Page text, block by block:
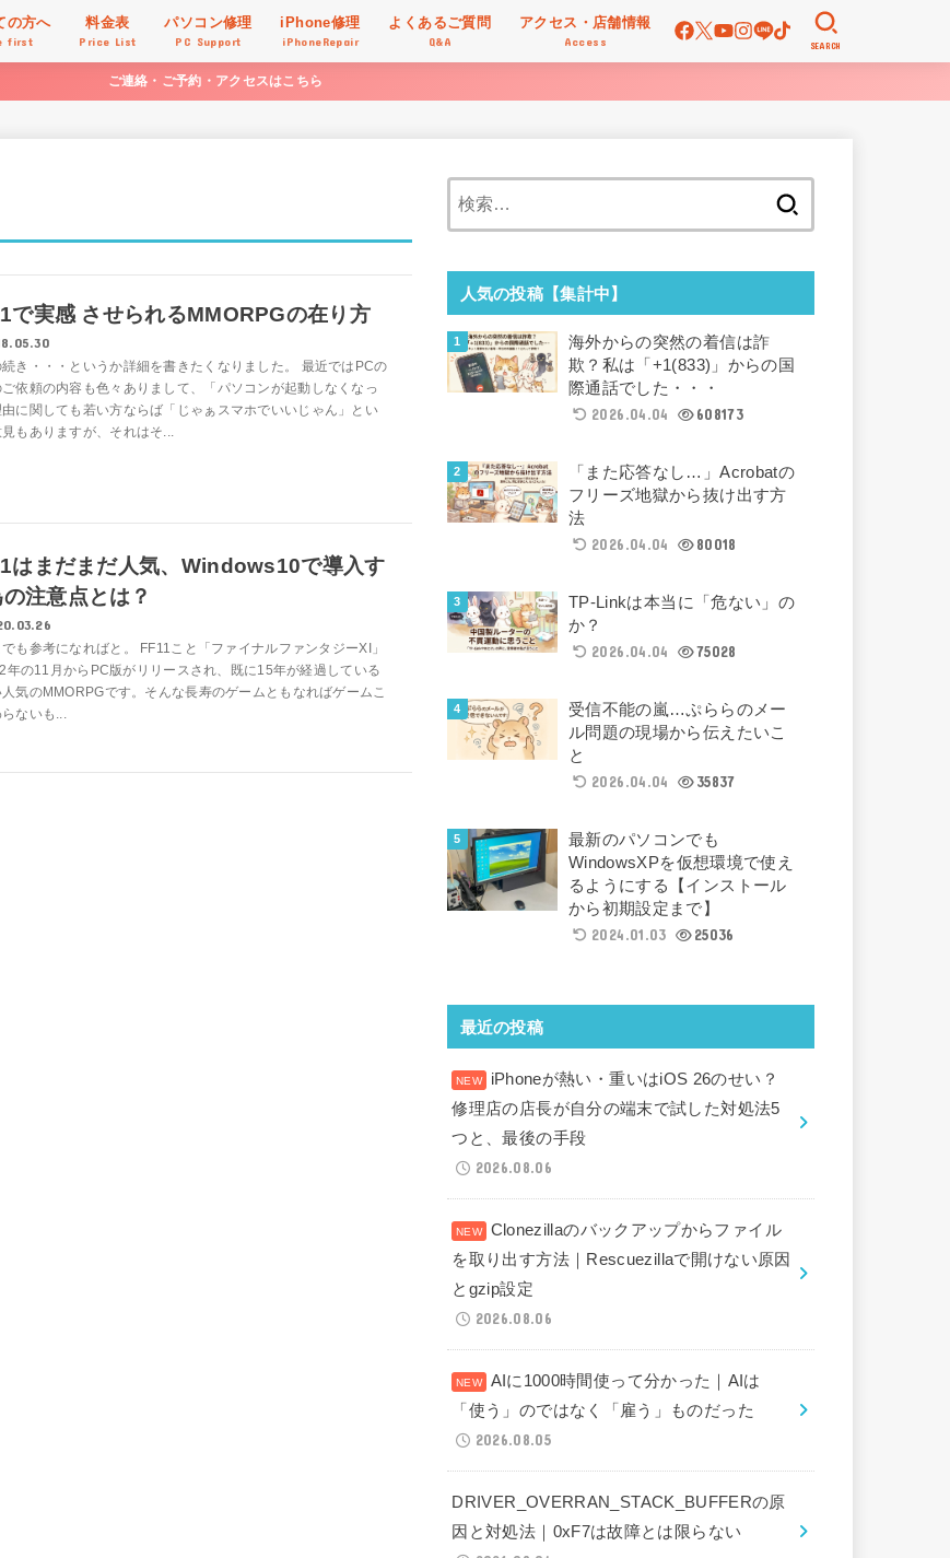
の方へ
first
料金表
Price List
パソコン修理
PC Support
iPhone修理
iPhoneRepair
よくあるご質問
Q&A
アクセス・店舗情報
Access SEARCH
ご連絡・ご予約・アクセスはこちら
で実感 させられるMMORPGの在り方
続き・・・というか詳細を書きたくなりました。 最近ではPCの
依頼の内容も色々ありまして、「パソコンが起動しなくなっ
由に関しても若い方ならば「じゃぁスマホでいいじゃん」とい
見もありますが、それはそ...
はまだまだ人気、Windows10で導入す
注意点とは？
も参考になればと。 FF11こと「ファイナルファンタジーXI」
年の11月からPC版がリリースされ、既に15年が経過している
気のMMORPGです。そんな長寿のゲームともなればゲームこ
ないも...
人気の投稿【集計中】
海外からの突然の着信は詐
欺？私は「+1(833)」からの国
際通話でした・・・
2026.04.04
608173
「また応答なし…」Acrobatの
フリーズ地獄から抜け出す方
法
2026.04.04
80018
TP-Linkは本当に「危ない」の
か？
2026.04.04
75028
受信不能の嵐…ぷららのメー
ル問題の現場から伝えたいこ
と
2026.04.04
35837
最新のパソコンでも
WindowsXPを仮想環境で使え
るようにする【インストール
から初期設定まで】
2024.01.03
25036
最近の投稿
iPhoneが熱い・重いはiOS 26のせい？
修理店の店長が自分の端末で試した対処法5
つと、最後の手段
2026.08.06
Clonezillaのバックアップからファイル
を取り出す方法｜Rescuezillaで開けない原因
とgzip設定
2026.08.06
AIに1000時間使って分かった｜AIは
「使う」のではなく「雇う」ものだった
2026.08.05
DRIVER_OVERRAN_STACK_BUFFERの原
因と対処法｜0xF7は故障とは限らない